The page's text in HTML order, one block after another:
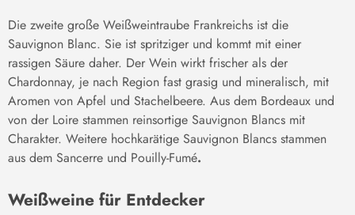
Die zweite große Weißweintraube Frankreichs ist die
Sauvignon Blanc. Sie ist spritziger und kommt mit einer
rassigen Säure daher. Der Wein wirkt frischer als der
Chardonnay, je nach Region fast grasig und mineralisch, mit
Aromen von Apfel und Stachelbeere. Aus dem Bordeaux und
von der Loire stammen reinsortige Sauvignon Blancs mit
Charakter. Weitere hochkarätige Sauvignon Blancs stammen
aus dem Sancerre und Pouilly-Fumé.
Weißweine für Entdecker